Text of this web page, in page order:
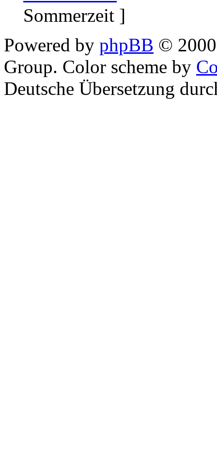
Sommerzeit ]
Powered by phpBB ©
Group. Color scheme by
Deutsche Übersetzung